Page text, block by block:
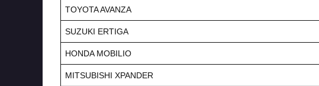
TOYOTA AVANZA
SUZUKI ERTIGA
HONDA MOBILIO
MITSUBISHI XPANDER